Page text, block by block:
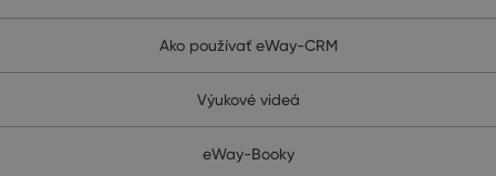
Ako používať eWay-CRM
Výukové videá
eWay-Booky